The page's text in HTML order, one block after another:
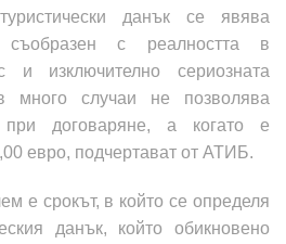
данък се явява
с реалността в
и изключително сериозната
много случаи не позволява
договаряне, а когато е
евро, подчертават от АТИБ.
е срокът, в който се определя
данък, който обикновено